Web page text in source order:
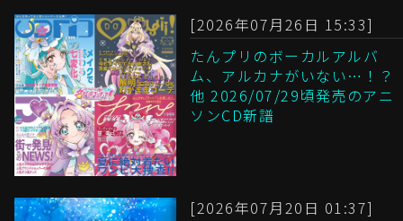
[2026年07月26日 15:33]
たんプリのボーカルアルバ
ム、アルカナがいない…！？
他 2026/07/29頃発売のアニ
ソンCD新譜
[2026年07月20日 01:37]